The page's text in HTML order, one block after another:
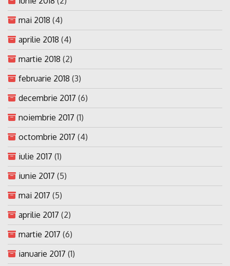
mai 2018 (4)
aprilie 2018 (4)
martie 2018 (2)
februarie 2018 (3)
decembrie 2017 (6)
noiembrie 2017 (1)
octombrie 2017 (4)
iulie 2017 (1)
iunie 2017 (5)
mai 2017 (5)
aprilie 2017 (2)
martie 2017 (6)
ianuarie 2017 (1)